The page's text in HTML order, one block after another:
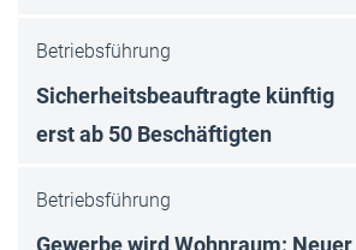
Betriebsführung
Sicherheitsbeauftragte künftig
erst ab 50 Beschäftigten
Betriebsführung